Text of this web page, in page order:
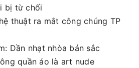
bị từ chối
thuật ra mắt công chúng TP
Dần nhạt nhòa bản sắc
quần áo là art nude